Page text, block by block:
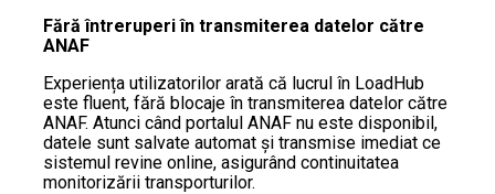
Fără întreruperi în transmiterea datelor către
ANAF
Experiența utilizatorilor arată că lucrul în LoadHub
este fluent, fără blocaje în transmiterea datelor către
ANAF. Atunci când portalul ANAF nu este disponibil,
datele sunt salvate automat și transmise imediat ce
sistemul revine online, asigurând continuitatea
monitorizării transporturilor.